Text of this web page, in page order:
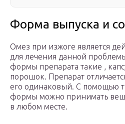
Форма выпуска и
Омез при изжоге является
для лечения данной
формы препарата такие ,
порошок. Препарат
его одинаковый. С помощью
формы можно принимать
в любом месте.